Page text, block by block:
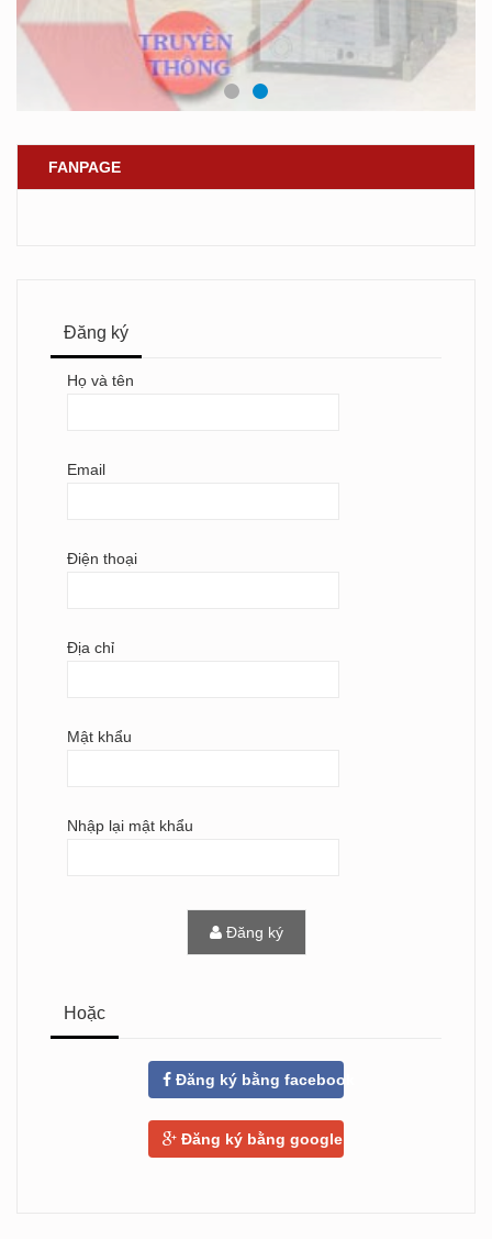
FANPAGE
Đăng ký
Họ và tên
Email
Điện thoại
Địa chỉ
Mật khẩu
Nhập lại mật khẩu
Đăng ký
Hoặc
Đăng ký bằng facebook
Đăng ký bằng google